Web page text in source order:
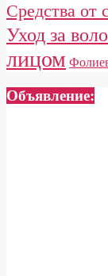
Средства от
Уход за
лицом
Объявление: